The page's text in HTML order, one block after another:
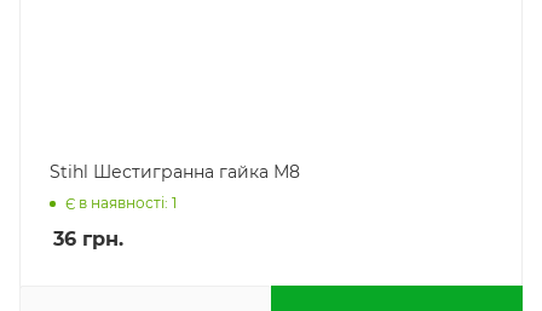
Stihl Шестигранна гайка М8
Є в наявності: 1
36 грн.